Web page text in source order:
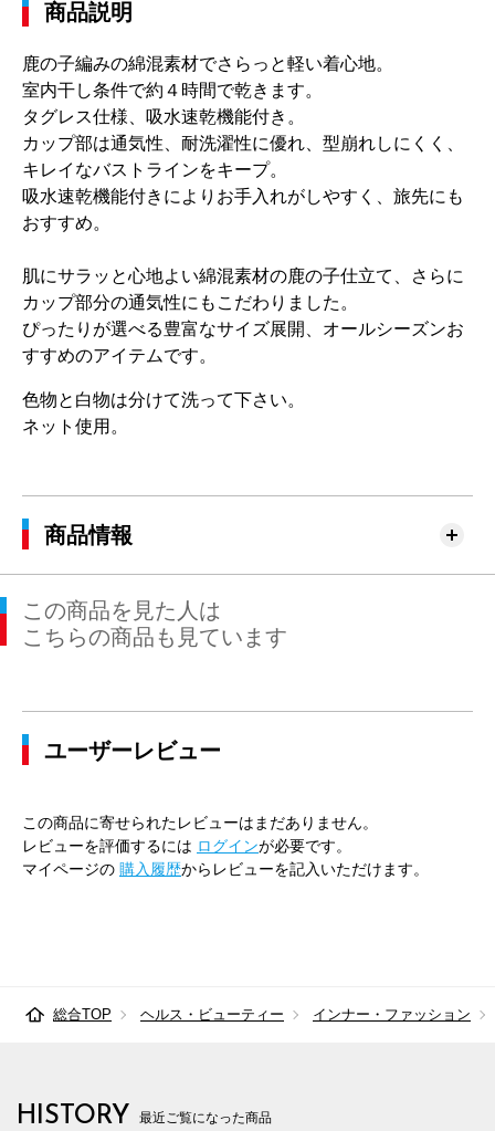
商品説明
鹿の子編みの綿混素材でさらっと軽い着心地。
室内干し条件で約４時間で乾きます。
タグレス仕様、吸水速乾機能付き。
カップ部は通気性、耐洗濯性に優れ、型崩れしにくく、
キレイなバストラインをキープ。
吸水速乾機能付きによりお手入れがしやすく、旅先にも
おすすめ。
肌にサラッと心地よい綿混素材の鹿の子仕立て、さらに
カップ部分の通気性にもこだわりました。
ぴったりが選べる豊富なサイズ展開、オールシーズンお
すすめのアイテムです。
色物と白物は分けて洗って下さい。
ネット使用。
商品情報
この商品を見た人は
こちらの商品も見ています
ユーザーレビュー
この商品に寄せられたレビューはまだありません。
レビューを評価するには ログインが必要です。
マイページの 購入履歴からレビューを記入いただけます。
総合TOP ヘルス・ビューティー インナー・ファッション
HISTORY 最近ご覧になった商品